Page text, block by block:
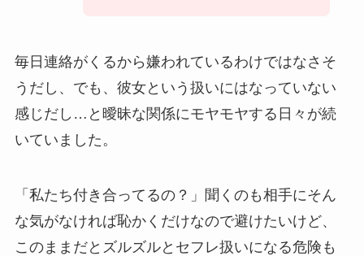
毎日連絡がくるから嫌われているわけではなさそ
うだし、でも、彼女という扱いにはなっていない
感じだし…と曖昧な関係にモヤモヤする日々が続
いていました。
「私たち付き合ってるの？」聞くのも相手にそん
な気がなければ恥かくだけなので避けたいけど、
このままだとズルズルとセフレ扱いになる危険も